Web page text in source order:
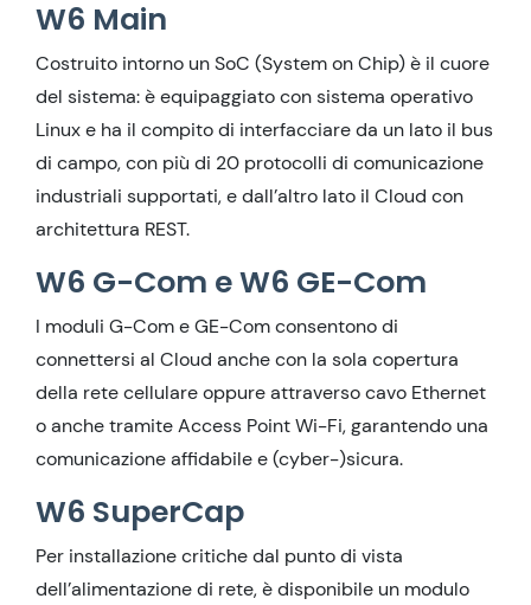
W6 Main
Costruito intorno un SoC (System on Chip) è il cuore
del sistema: è equipaggiato con sistema operativo
Linux e ha il compito di interfacciare da un lato il bus
di campo, con più di 20 protocolli di comunicazione
industriali supportati, e dall’altro lato il Cloud con
architettura REST.
W6 G-Com e W6 GE-Com
I moduli G-Com e GE-Com consentono di
connettersi al Cloud anche con la sola copertura
della rete cellulare oppure attraverso cavo Ethernet
o anche tramite Access Point Wi-Fi, garantendo una
comunicazione affidabile e (cyber-)sicura.
W6 SuperCap
Per installazione critiche dal punto di vista
dell’alimentazione di rete, è disponibile un modulo